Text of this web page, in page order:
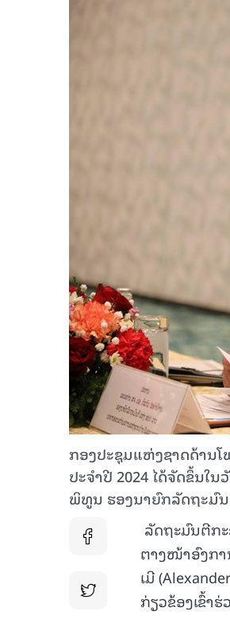
ກອງປະຊຸມແຫ່ງຊາດດ້ານ
ປະຈຳປີ 2024 ໄດ້ຈັດຂຶ້ນໃ
ພິທູນ ຮອງນາຍົກລັດຖະມົ
ລັດຖະມົນຕີກະ
ຕາງໜ້າອົງກາ
ເມີ
ກ່ຽວຂ້ອງເຂົ້າຮ່